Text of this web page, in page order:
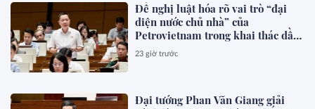
Đề nghị luật hóa rõ vai trò “đại
diện nước chủ nhà” của
Petrovietnam trong khai thác dầu
khí
23 giờ trước
Đại tướng Phan Văn Giang giải